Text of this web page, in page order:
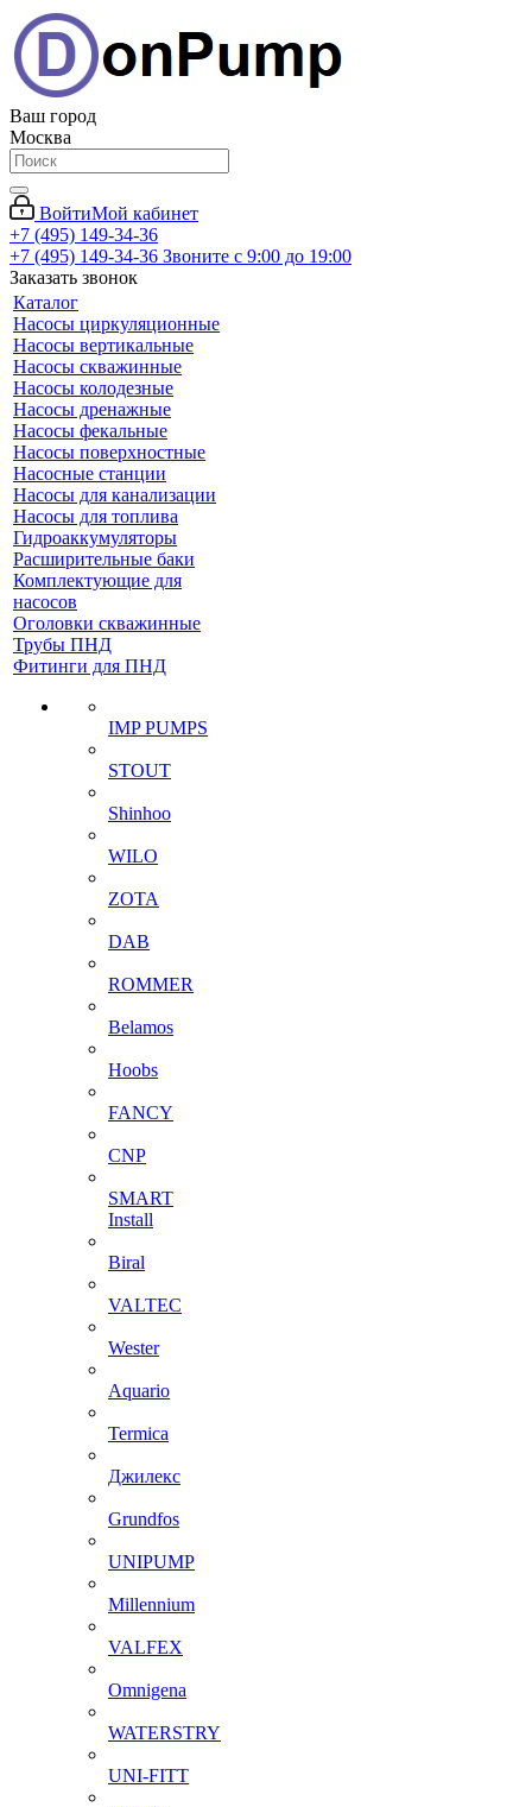
Ваш город
Москва
ВойтиМой кабинет
+7 (495) 149-34-36
+7 (495) 149-34-36 Звоните с 9:00 до 19:00
Заказать звонок
Каталог
Насосы циркуляционные
Насосы вертикальные
Насосы скважинные
Насосы колодезные
Насосы дренажные
Насосы фекальные
Насосы поверхностные
Насосные станции
Насосы для канализации
Насосы для топлива
Гидроаккумуляторы
Расширительные баки
Комплектующие для
насосов
Оголовки скважинные
Трубы ПНД
Фитинги для ПНД
IMP PUMPS
STOUT
Shinhoo
WILO
ZOTA
DAB
ROMMER
Belamos
Hoobs
FANCY
CNP
SMART
Install
Biral
VALTEC
Wester
Aquario
Termica
Джилекс
Grundfos
UNIPUMP
Millennium
VALFEX
Omnigena
WATERSTRY
UNI-FITT